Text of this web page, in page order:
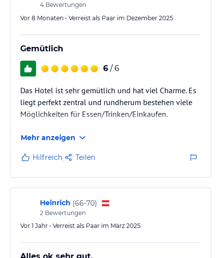
4 Bewertungen
Vor 8 Monaten • Verreist als Paar im Dezember 2025
Gemütlich
6 / 6
Das Hotel ist sehr gemütlich und hat viel Charme. Es
liegt perfekt zentral und rundherum bestehen viele
Möglichkeiten für Essen/Trinken/Einkaufen.
Mehr anzeigen
Hilfreich Teilen
Heinrich (66-70)
2 Bewertungen
Vor 1 Jahr • Verreist als Paar im März 2025